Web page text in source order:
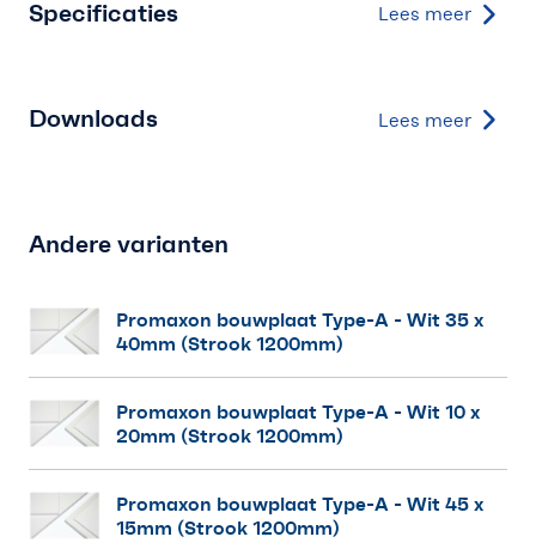
Specificaties Lees meer
Downloads Lees meer
Andere varianten
Promaxon bouwplaat Type-A - Wit 35 x
40mm (Strook 1200mm)
Promaxon bouwplaat Type-A - Wit 10 x
20mm (Strook 1200mm)
Promaxon bouwplaat Type-A - Wit 45 x
15mm (Strook 1200mm)